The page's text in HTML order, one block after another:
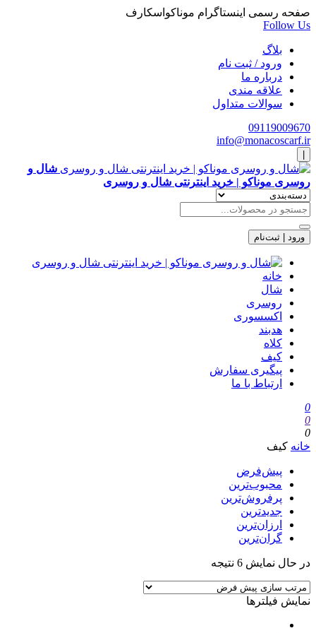
صفحه رسمی اینستاگرام موناکواسکارف
Follow Us
بلاگ
ورود / ثبت نام
درباره ما
علاقه مندی
سوالات متداول
09119009670
info@monacoscarf.ir
شال و
روسری موناکو | خرید اینترنتی شال و روسری
ورود | ثبت‌نام
خانه
شال
روسری
اکسسوری
هدبند
کلاه
کیف
پیگیری سفارش
ارتباط با ما
0
0
0
خانه کیف
پیش‌فرض
محبوب‌ترین
پرفروش‌ترین
جدیدترین
ارزان‌ترین
گران‌ترین
در حال نمایش 6 نتیجه
نمایش فیلترها